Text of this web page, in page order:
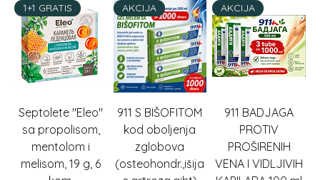
1+1 GRATIS
Septolete "Eleo"
sa propolisom,
mentolom i
melisom, 19 g, 6
AKCIJA
911 S BIŠOFITOM
kod oboljenja
zglobova
(osteohondr.,išija
AKCIJA
911 BADJAGA
PROTIV
PROŠIRENIH
VENA I VIDLJIVIH